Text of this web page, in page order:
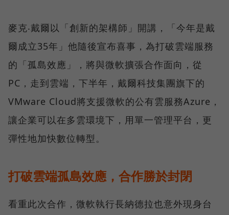
麥克‧戴爾以「創新的架構師」開講，「今年是戴
爾成立35年」他隨後宣布喜事，為打破雲端服務
的「孤島效應」，將與微軟擴張合作面向，從
PC，走到雲端，下半年，戴爾科技集團旗下的
VMware Cloud將支援微軟的公有雲服務Azure，
讓企業可以在多雲環境下，用單一管理平台，更
彈性地加快數位轉型。
打破雲端孤島效應，合作勝於封閉
看重此次合作，微軟執行長納德拉也意外現身台